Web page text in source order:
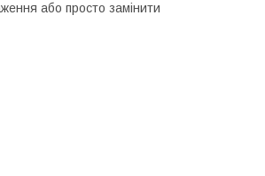
або просто замінити